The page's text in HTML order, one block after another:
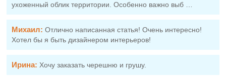
ухоженный облик территории. Особенно важно выб …
Михаил: Отлично написанная статья! Очень интересно!
Хотел бы я быть дизайнером интерьеров!
Ирина: Хочу заказать черешню и грушу.